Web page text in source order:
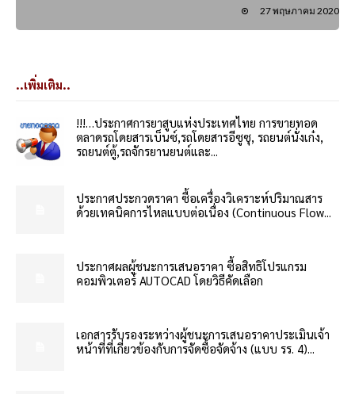
27 พฤษภาคม 2020
..เพิ่มเติม..
!!!…ประกาศการยาสูบแห่งประเทศไทย การขายทอด
ตลาดรถโดยสารเบ็นซ์,รถโดยสารอีซูซุ, รถยนต์นั่งเก๋ง,
รถยนต์ตู้,รถจักรยานยนต์และ...
ประกาศประกวดราคา ซื้อเครื่องวิเคราะห์ปริมาณสาร
ด้วยเทคนิคการไหลแบบต่อเนื่อง (Continuous Flow...
ประกาศผลผู้ชนะการเสนอราคา ซื้อสิทธิโปรแกรม
คอมพิวเตอร์ AUTOCAD โดยวิธีคัดเลือก
เอกสารรับรองระหว่างผู้ชนะการเสนอราคาประเมินเจ้า
หน้าที่ที่เกี่ยวข้องกับการจัดซื้อจัดจ้าง (แบบ รร. 4)...